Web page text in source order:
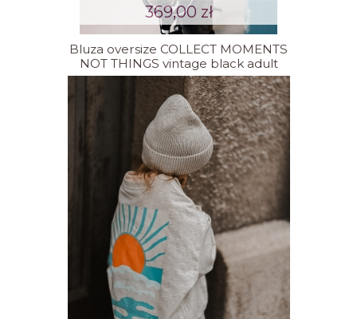
Bluza oversize COLLECT MOMENTS
NOT THINGS vintage black adult
369,00 zł